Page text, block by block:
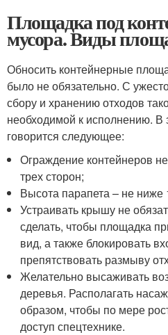
Площадка под
мусора. Виды
Обносить контейнерные
было не обязательно. С
сбору и хранению отходов
необходимой к исполнению. В
говорится следующее:
Ограждение контейнеров
трех сторон;
Высота парапета – не ниже
Устраивать крышу не
сделать, чтобы площадка
вид, а также блокировать
препятствовать размыву
Желательно высаживать
деревья. Располагать
образом, чтобы по мере
доступ спецтехнике.